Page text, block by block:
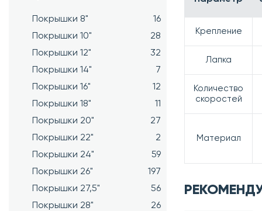
Покрышки 8"
16
Покрышки 10"
28
Покрышки 12"
32
Покрышки 14"
7
Покрышки 16"
12
Покрышки 18"
11
Покрышки 20"
27
Покрышки 22"
2
Покрышки 24"
59
Покрышки 26"
197
Покрышки 27,5"
56
Покрышки 28"
26
Крепление
Лапка
Количество
скоростей
Материал